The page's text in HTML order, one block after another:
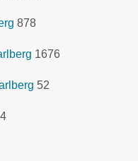
878
1676
52